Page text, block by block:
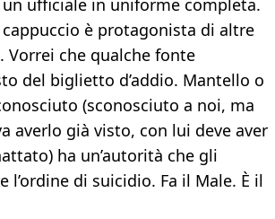
ufficiale in uniforme completa.
cappuccio è protagonista di altre
Vorrei che qualche fonte
del biglietto d’addio. Mantello o
(sconosciuto a noi, ma
averlo già visto, con lui deve aver
ha un’autorità che gli
l’ordine di suicidio. Fa il Male. È il